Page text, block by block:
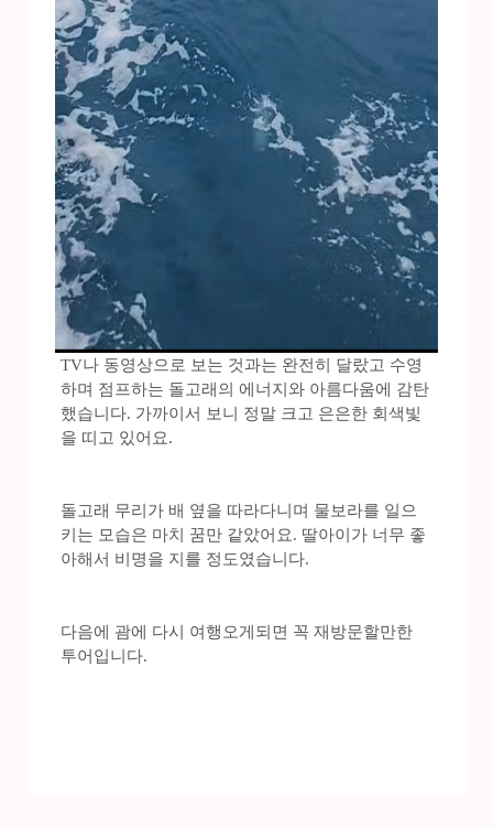
TV나 동영상으로 보는 것과는 완전히 달랐고 수영
하며 점프하는 돌고래의 에너지와 아름다움에 감탄
했습니다. 가까이서 보니 정말 크고 은은한 회색빛
을 띠고 있어요.
돌고래 무리가 배 옆을 따라다니며 물보라를 일으
키는 모습은 마치 꿈만 같았어요. 딸아이가 너무 좋
아해서 비명을 지를 정도였습니다.
다음에 괌에 다시 여행오게되면 꼭 재방문할만한
투어입니다.